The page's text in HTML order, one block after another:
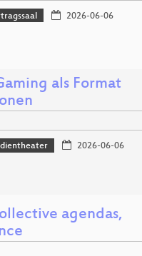
2026-06-06
als Format
2026-06-06
agendas,